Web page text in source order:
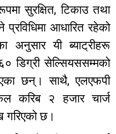
सुरक्षित, टिकाउ तथा
आधारित रहेको
अनुसार यी ब्याट्रीहरू
डिग्री सेल्सियससम्मको
छन्। साथै, एलएफपी
करिब २ हजार चार्ज
छ।